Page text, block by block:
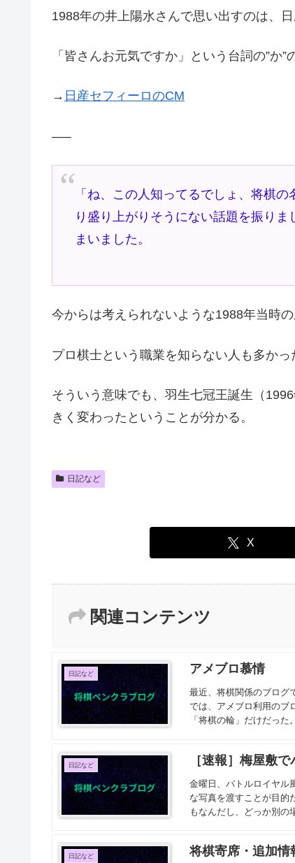
1988年の井上陽水さんで思い出すのは、日
「皆さんお元気ですか」という台詞の”か
→ 日産セフィーロのCM
—–
「ね、この人知ってるでしょ、将棋
り盛り上がりそうにない話題を振り
まいました。
今からは考えられないような1988年当時の
プロ棋士という職業を知らない人も多かっ
そういう意味でも、羽生七冠王誕生（
きく変わったということが分かる。
日記など
X
関連コンテンツ
日記など アメブロ慕情
最近、将棋関係のブログ
では、アメブロ利用のブ
「将棋の輪」だけだっ
日記など ［速報］梅屋敷
金曜日、バトルロイヤル
な写真を渡すことが目的
もなんだし、どっか別の
日記など 将棋寄席・追加情